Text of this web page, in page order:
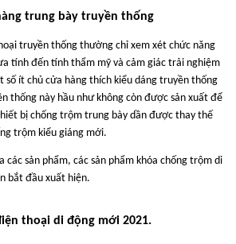
trung bày truyền thống
truyền thống thường chỉ xem xét chức năng
tính đến tính thẩm mỹ và cảm giác trải nghiệm
số ít chủ cửa hàng thích kiểu dáng truyền thống
thống này hầu như không còn được sản xuất để
bị chống trộm trung bày dần được thay thế
trộm kiểu giáng mới.
các sản phẩm, các sản phẩm khóa chống trộm di
bắt đầu xuất hiện.
thoại di động mới 2021.